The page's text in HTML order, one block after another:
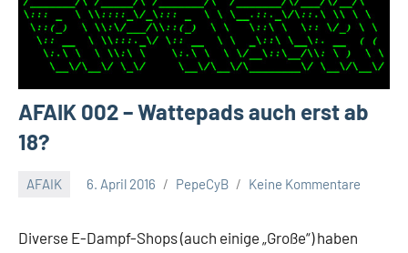
AFAIK 002 – Wattepads auch erst ab
18?
AFAIK 6. April 2016 PepeCyB Keine Kommentare
Diverse E-Dampf-Shops (auch einige „Große“) haben